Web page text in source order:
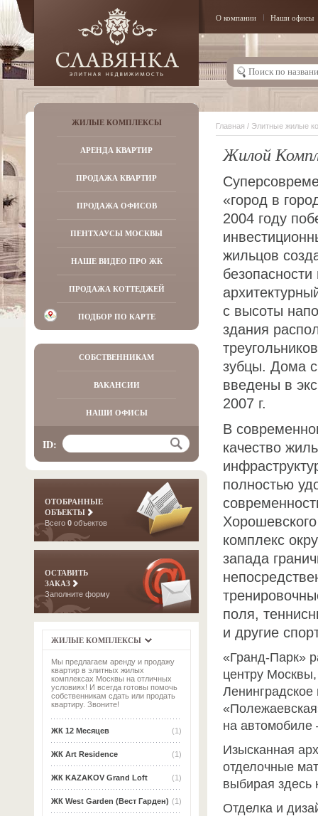
О компании Наши офисы
ЖИЛЫЕ КОМПЛЕКСЫ
АРЕНДА КВАРТИР
ПРОДАЖА КВАРТИР
ПРОДАЖА ОФИСОВ
ПЕНТХАУСЫ МОСКВЫ
НАШЕ ВИДЕО ПРО ЖК
ПРОДАЖА КОТТЕДЖЕЙ
ПОДБОР ПО КАРТЕ
СОБСТВЕННИКАМ
ВАКАНСИИ
НАШИ ОФИСЫ
ID:
ОТОБРАННЫЕ
ОБЪЕКТЫ
Всего 0 объектов
ОСТАВИТЬ
ЗАКАЗ
Заполните форму
ЖИЛЫЕ КОМПЛЕКСЫ
Мы предлагаем аренду и продажу
квартир в элитных жилых
комплексах Москвы на отличных
условиях! И всегда готовы помочь
собственникам сдать или продать
квартиру. Звоните!
(1)
ЖК 12 Месяцев
(1)
ЖК Art Residence
(1)
ЖК KAZAKOV Grand Loft
(1)
ЖК West Garden (Вест Гарден)
Главная / Элитные жилые
Жилой
«город в
2004 году
жильцов
с высоты
здания
зубцы. Дома с
введены в
2007 г.
В
качество
полностью
комплекс
запада
поля,
и другие
«Гранд-Парк»
центру
на автомобиле
Изысканная
отделочные
выбирая здесь
Отделка и